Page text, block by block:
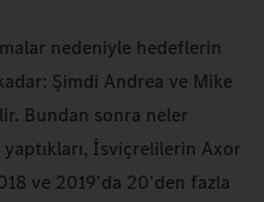
nedeniyle hedeflerin
Şimdi Andrea ve Mike
Bundan sonra neler
yaptıkları, İsviçrelilerin Axor
ve 2019'da 20'den fazla